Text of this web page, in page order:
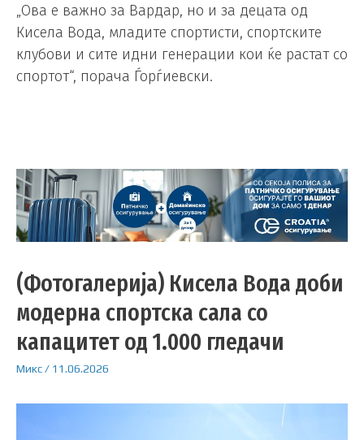
„Ова е важно за Вардар, но и за децата од
Кисела Вода, младите спортисти, спортските
клубови и сите идни генерации кои ќе растат со
спортот“, порача Ѓорѓиевски.
(Фотогалерија) Кисела Вода доби
модерна спортска сала со
капацитет од 1.000 гледачи
Микс/ 11.06.2026